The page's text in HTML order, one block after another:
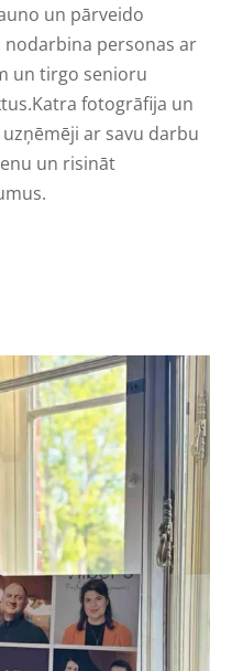
un pārveido
personas ar
un tirgo senioru
fotogrāfija un
ar savu darbu
un risināt